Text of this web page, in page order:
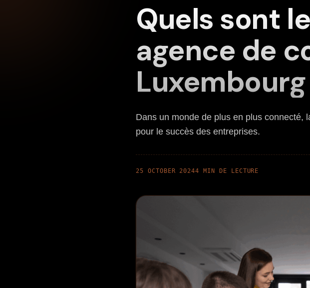
Contact
Quels sont
agence de
Luxembourg
Dans un monde de plus en plus connecté,
pour le succès des entreprises.
25 OCTOBER 20244 MIN DE LECTURE